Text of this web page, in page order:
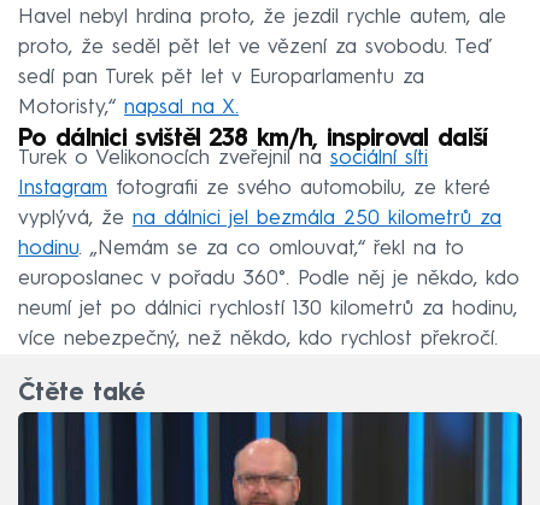
Havel nebyl hrdina proto, že jezdil rychle autem, ale
proto, že seděl pět let ve vězení za svobodu. Teď
sedí pan Turek pět let v Europarlamentu za
Motoristy,“ napsal na X.
Po dálnici svištěl 238 km/h, inspiroval další
Turek o Velikonocích zveřejnil na sociální síti
Instagram fotografii ze svého automobilu, ze které
vyplývá, že na dálnici jel bezmála 250 kilometrů za
hodinu. „Nemám se za co omlouvat,“ řekl na to
europoslanec v pořadu 360°. Podle něj je někdo, kdo
neumí jet po dálnici rychlostí 130 kilometrů za hodinu,
více nebezpečný, než někdo, kdo rychlost překročí.
Čtěte také